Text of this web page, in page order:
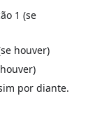
1 (se
houver)
por diante.